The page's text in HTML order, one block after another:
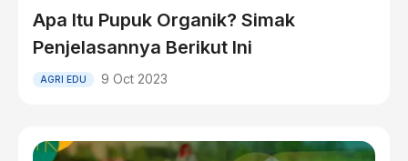
Apa Itu Pupuk Organik? Simak
Penjelasannya Berikut Ini
AGRI EDU 9 Oct 2023